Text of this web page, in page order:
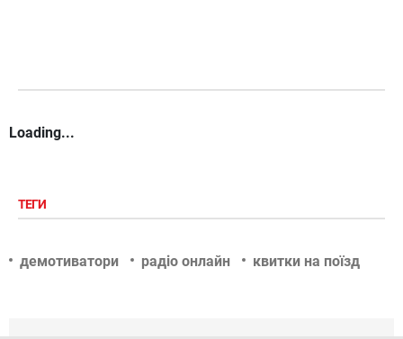
Loading...
ТЕГИ
демотиватори радіо онлайн квитки на поїзд